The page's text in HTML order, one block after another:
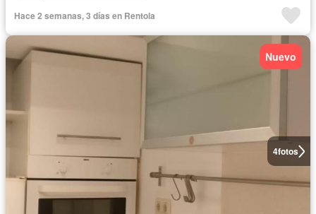
Hace 2 semanas, 3 días en Rentola
4fotos
Nuevo